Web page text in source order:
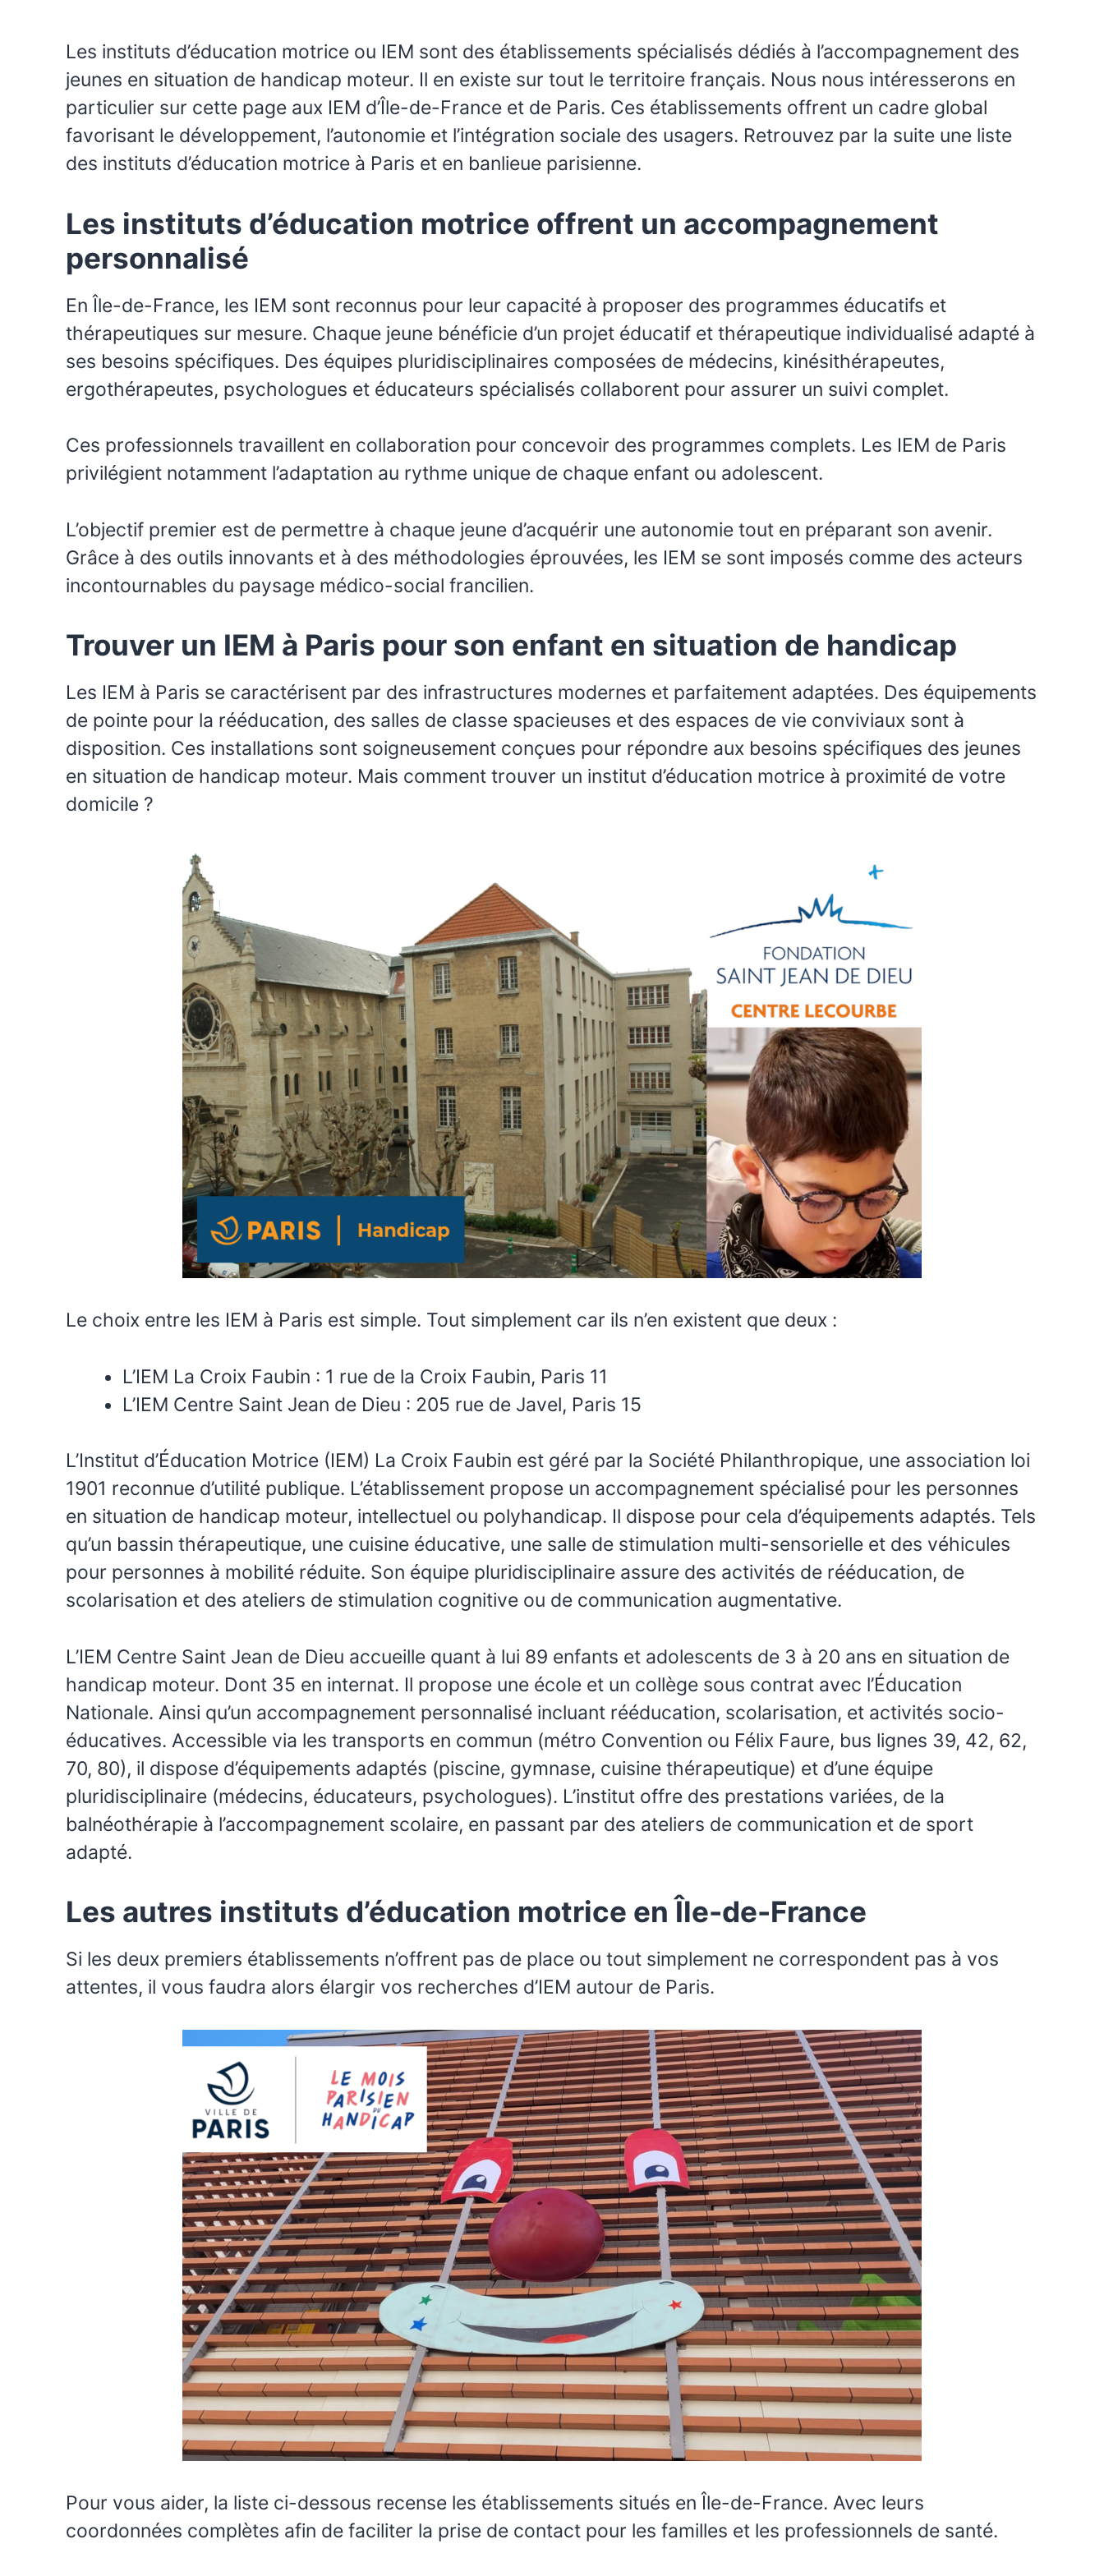
Les instituts d’éducation motrice ou IEM sont des établissements spécialisés dédiés à l’accompagnement des
jeunes en situation de handicap moteur. Il en existe sur tout le territoire français. Nous nous intéresserons en
particulier sur cette page aux IEM d’Île-de-France et de Paris. Ces établissements offrent un cadre global
favorisant le développement, l’autonomie et l’intégration sociale des usagers. Retrouvez par la suite une liste
des instituts d’éducation motrice à Paris et en banlieue parisienne.
Les instituts d’éducation motrice offrent un accompagnement
personnalisé
En Île-de-France, les IEM sont reconnus pour leur capacité à proposer des programmes éducatifs et
thérapeutiques sur mesure. Chaque jeune bénéficie d’un projet éducatif et thérapeutique individualisé adapté à
ses besoins spécifiques. Des équipes pluridisciplinaires composées de médecins, kinésithérapeutes,
ergothérapeutes, psychologues et éducateurs spécialisés collaborent pour assurer un suivi complet.
Ces professionnels travaillent en collaboration pour concevoir des programmes complets. Les IEM de Paris
privilégient notamment l’adaptation au rythme unique de chaque enfant ou adolescent.
L’objectif premier est de permettre à chaque jeune d’acquérir une autonomie tout en préparant son avenir.
Grâce à des outils innovants et à des méthodologies éprouvées, les IEM se sont imposés comme des acteurs
incontournables du paysage médico-social francilien.
Trouver un IEM à Paris pour son enfant en situation de handicap
Les IEM à Paris se caractérisent par des infrastructures modernes et parfaitement adaptées. Des équipements
de pointe pour la rééducation, des salles de classe spacieuses et des espaces de vie conviviaux sont à
disposition. Ces installations sont soigneusement conçues pour répondre aux besoins spécifiques des jeunes
en situation de handicap moteur. Mais comment trouver un institut d’éducation motrice à proximité de votre
domicile ?
Le choix entre les IEM à Paris est simple. Tout simplement car ils n’en existent que deux :
L’IEM La Croix Faubin : 1 rue de la Croix Faubin, Paris 11
L’IEM Centre Saint Jean de Dieu : 205 rue de Javel, Paris 15
L’Institut d’Éducation Motrice (IEM) La Croix Faubin est géré par la Société Philanthropique, une association loi
1901 reconnue d’utilité publique. L’établissement propose un accompagnement spécialisé pour les personnes
en situation de handicap moteur, intellectuel ou polyhandicap. Il dispose pour cela d’équipements adaptés. Tels
qu’un bassin thérapeutique, une cuisine éducative, une salle de stimulation multi-sensorielle et des véhicules
pour personnes à mobilité réduite. Son équipe pluridisciplinaire assure des activités de rééducation, de
scolarisation et des ateliers de stimulation cognitive ou de communication augmentative.
L’IEM Centre Saint Jean de Dieu accueille quant à lui 89 enfants et adolescents de 3 à 20 ans en situation de
handicap moteur. Dont 35 en internat. Il propose une école et un collège sous contrat avec l’Éducation
Nationale. Ainsi qu’un accompagnement personnalisé incluant rééducation, scolarisation, et activités socio-
éducatives. Accessible via les transports en commun (métro Convention ou Félix Faure, bus lignes 39, 42, 62,
70, 80), il dispose d’équipements adaptés (piscine, gymnase, cuisine thérapeutique) et d’une équipe
pluridisciplinaire (médecins, éducateurs, psychologues). L’institut offre des prestations variées, de la
balnéothérapie à l’accompagnement scolaire, en passant par des ateliers de communication et de sport
adapté.
Les autres instituts d’éducation motrice en Île-de-France
Si les deux premiers établissements n’offrent pas de place ou tout simplement ne correspondent pas à vos
attentes, il vous faudra alors élargir vos recherches d’IEM autour de Paris.
Pour vous aider, la liste ci-dessous recense les établissements situés en Île-de-France. Avec leurs
coordonnées complètes afin de faciliter la prise de contact pour les familles et les professionnels de santé.